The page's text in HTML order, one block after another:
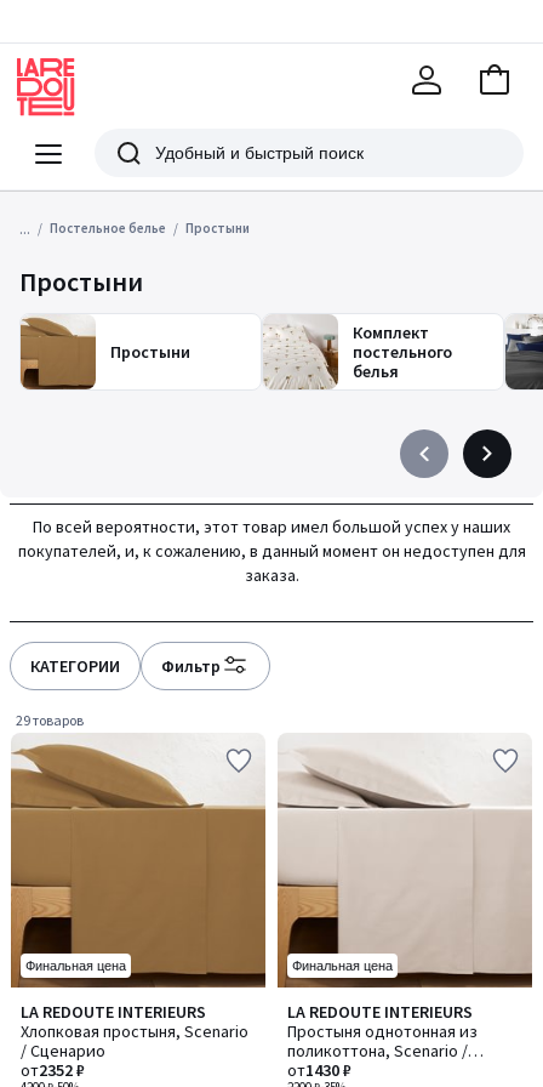
Меню
Redoute
Поиск
В
... Постельное белье Простыни
Простыни
Простыни
Комплект
постельного
белья
Précédent
à
gauche
Suivant
à
droite
По всей вероятности, этот товар имел большой успех у наших
покупателей, и, к сожалению, в данный момент он недоступен для
заказа.
КАТЕГОРИИ Фильтр
29 товаров
Финальная цена
LA REDOUTE INTERIEURS
Хлопковая простыня, Scenario
/ Сценарио
от2352 ₽
4,2
/ 5
Количество
цветов:
2
Финальная цена
LA REDOUTE INTERIEURS
Простыня однотонная из
поликоттона, Scenario /
Сценарио
от1430 ₽
4,3
/ 5
Количество
цветов:
2